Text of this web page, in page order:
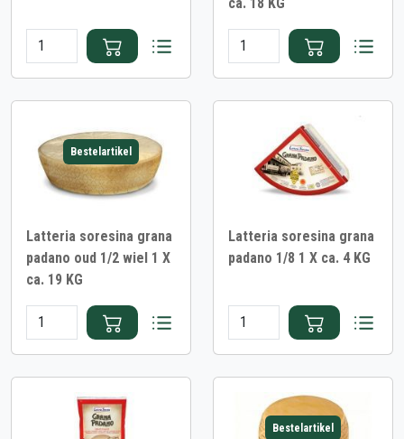
ca. 18 KG
Bestelartikel
Latteria soresina grana
padano oud 1/2 wiel 1 X
ca. 19 KG
Latteria soresina grana
padano 1/8 1 X ca. 4 KG
Bestelartikel